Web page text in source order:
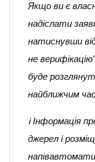
Якщо ви є
надіслати
натиснувши
не
буде
найближчим
ℹ️ Інформація
джерел і